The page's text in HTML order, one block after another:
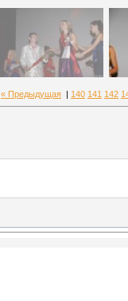
« Предыдущая 140 141 142